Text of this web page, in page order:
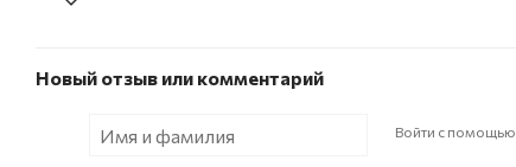
Новый отзыв или комментарий
Войти с помощью